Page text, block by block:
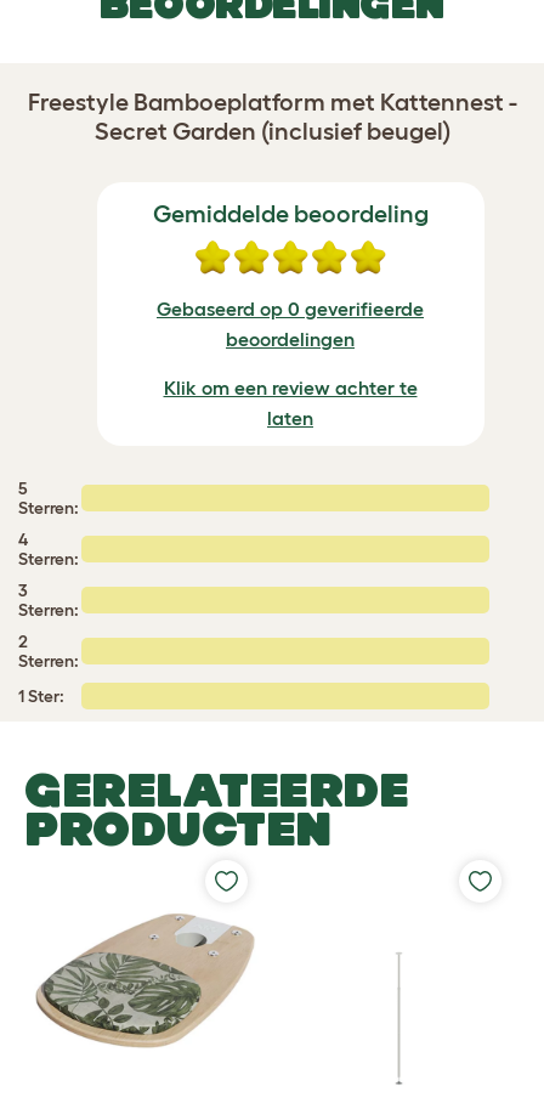
Freestyle Bamboeplatform met Kattennest -
Secret Garden (inclusief beugel)
Gemiddelde beoordeling
Gebaseerd op 0 geverifieerde
beoordelingen
Klik om een review achter te
laten
5
Sterren:
4
Sterren:
3
Sterren:
2
Sterren:
1 Ster:
GERELATEERDE
PRODUCTEN